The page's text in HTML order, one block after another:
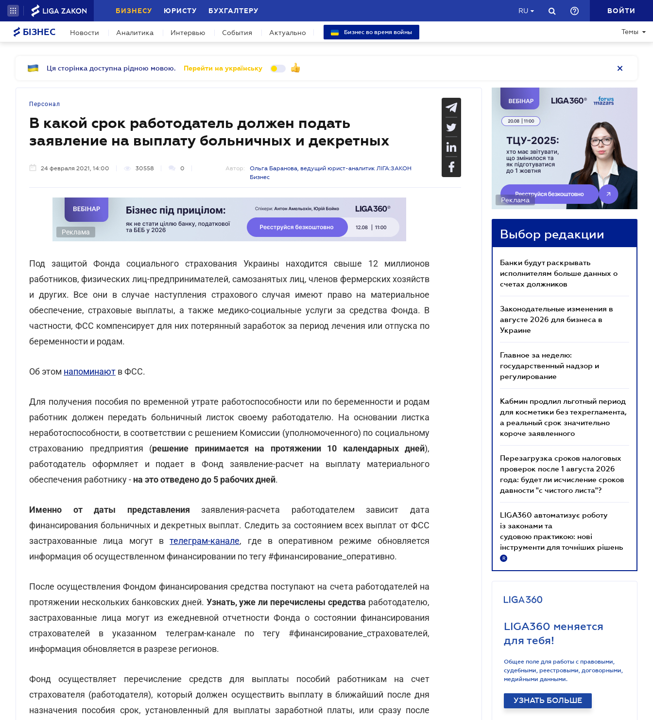
БИЗНЕСУ ЮРИСТУ БУХГАЛТЕРУ RU ВОЙТИ
БІЗНЕС Новости Аналитика Интервью События Актуально Бизнес во время войны Темы
Ця сторінка доступна рідною мовою. Перейти на українську
Персонал
В какой срок работодатель должен подать
заявление на выплату больничных и декретных
24 февраля 2021, 14:00 30558 0 Автор:
Ольга Баранова, ведущий юрист-аналитик ЛІГА:ЗАКОН
Бизнес
Реклама
Под защитой Фонда социального страхования Украины находится свыше 12 миллионов
работников, физических лиц-предпринимателей, самозанятых лиц, членов фермерских хозяйств
и других. Все они в случае наступления страхового случая имеют право на материальное
обеспечение, страховые выплаты, а также медико-социальные услуги за средства Фонда. В
частности, ФСС компенсирует для них потерянный заработок за период лечения или отпуска по
беременности и родам.
Об этом напоминают в ФСС.
Для получения пособия по временной утрате работоспособности или по беременности и родам
работник должен передать больничный листок своему работодателю. На основании листка
неработоспособности, в соответствии с решением Комиссии (уполномоченного) по социальному
страхованию предприятия (решение принимается на протяжении 10 календарных дней),
работодатель оформляет и подает в Фонд заявление-расчет на выплату материального
обеспечения работнику - на это отведено до 5 рабочих дней.
Именно от даты представления заявления-расчета работодателем зависит дата
финансирования больничных и декретных выплат. Следить за состоянием всех выплат от ФСС
застрахованные лица могут втелеграм-канале, где в оперативном режиме обновляется
информация об осуществленном финансировании по тегу #финансирование_оперативно.
После осуществления Фондом финансирования средства поступают на счета работодателей на
протяжении нескольких банковских дней. Узнать, уже ли перечислены средства работодателю,
застрахованные лица могут из ежедневной отчетности Фонда о состоянии финансирования
страхователей в указанном телеграм-канале по тегу #финансирование_страхователей,
информация обновляется в разрезе регионов.
Фонд осуществляет перечисление средств для выплаты пособий работникам на счет
страхователя (работодателя), который должен осуществить выплату в ближайший после дня
назначения пособия срок, установленный для выплаты заработной платы, или сразу после
Реклама
Выбор редакции
Банки будут раскрывать
исполнителям больше данных о
счетах должников
Законодательные изменения в
августе 2026 для бизнеса в
Украине
Главное за неделю:
государственный надзор и
регулирование
Кабмин продлил льготный период
для косметики без техрегламента,
а реальный срок значительно
короче заявленного
Перезагрузка сроков налоговых
проверок после 1 августа 2026
года: будет ли исчисление сроков
давности "с чистого листа"?
LIGA360 автоматизує роботу
із законами та
судовою практикою: нові
інструменти для точніших рішень
R
LIGA360 меняется
для тебя!
Общее поле для работы с правовыми,
судебными, реестровыми, договорными,
медийными данными.
УЗНАТЬ БОЛЬШЕ